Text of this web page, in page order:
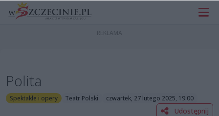
Polita
Spektakle i opery Teatr Polski czwartek, 27 lutego 2025, 19:00
Udostępnij